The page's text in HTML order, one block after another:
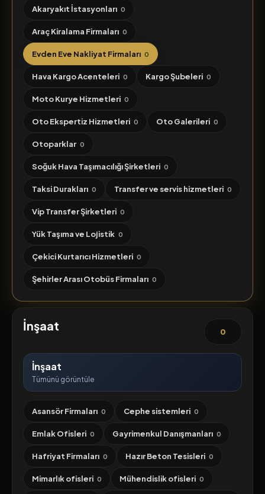
Akaryakıt İstasyonları 0
Araç Kiralama Firmaları 0
Evden Eve Nakliyat Firmaları 0
Hava Kargo Acenteleri 0 Kargo Şubeleri 0
Moto Kurye Hizmetleri 0
Oto Ekspertiz Hizmetleri 0 Oto Galerileri 0
Otoparklar 0
Soğuk Hava Taşımacılığı Şirketleri 0
Taksi Durakları 0 Transfer ve servis hizmetleri 0
Vip Transfer Şirketleri 0
Yük Taşıma ve Lojistik 0
Çekici Kurtarıcı Hizmetleri 0
Şehirler Arası Otobüs Firmaları 0
İnşaat 0
İnşaat
Tümünü görüntüle
Asansör Firmaları 0 Cephe sistemleri 0
Emlak Ofisleri 0 Gayrimenkul Danışmanları 0
Hafriyat Firmaları 0 Hazır Beton Tesisleri 0
Mimarlık ofisleri 0 Mühendislik ofisleri 0